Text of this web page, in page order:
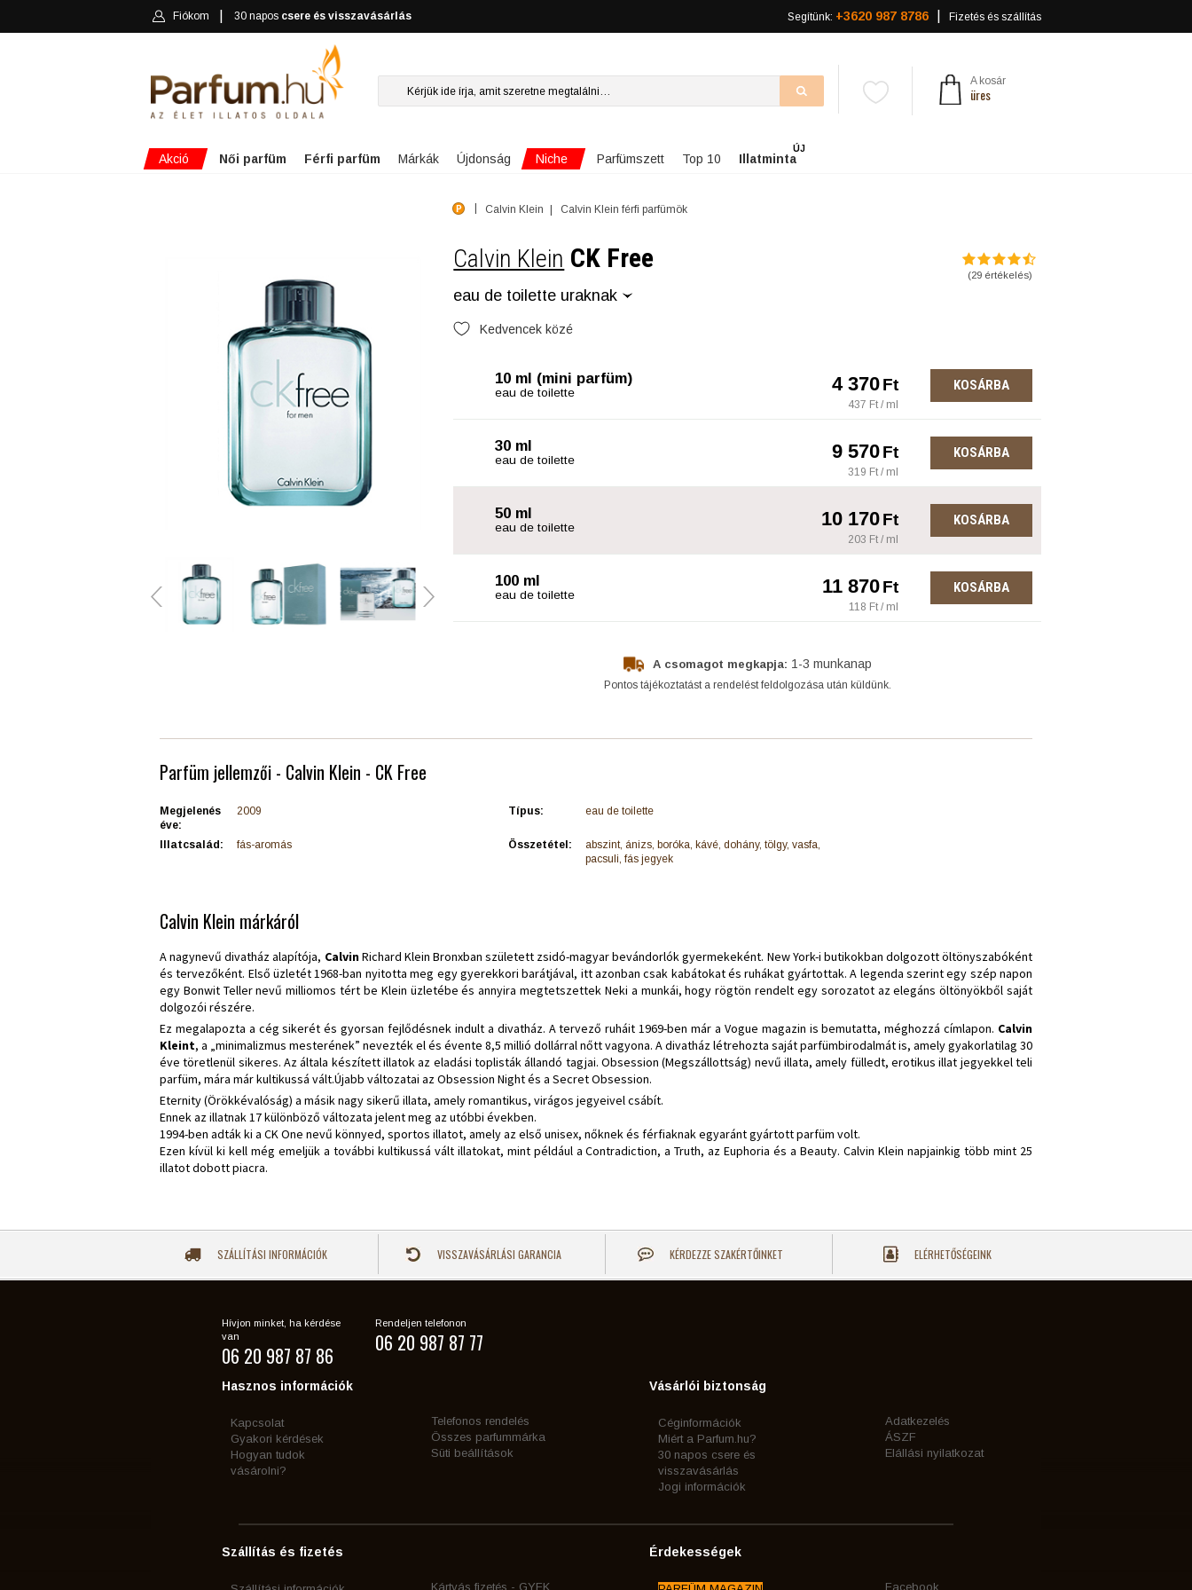
Fiókom 30 napos csere és visszavásárlás Segítünk: +3620 987 8786 Fizetés és szállítás
A kosár
üres
Akció Női parfüm Férfi parfüm Márkák Újdonság Niche Parfümszett Top 10 Illatminta
ÚJ
Calvin Klein Calvin Klein férfi parfümök
Calvin Klein CK Free
eau de toilette uraknak
Kedvencek közé
(29értékelés)
10 ml (mini parfüm)
eau de toilette 4 370Ft
437 Ft / ml
KOSÁRBA
30 ml
eau de toilette 9 570Ft
319 Ft / ml
KOSÁRBA
50 ml
eau de toilette 10 170Ft
203 Ft / ml
KOSÁRBA
100 ml
eau de toilette 11 870Ft
118 Ft / ml
KOSÁRBA
A csomagot megkapja: 1-3 munkanap
Pontos tájékoztatást a rendelést feldolgozása után küldünk.
Parfüm jellemzői - Calvin Klein - CK Free
Megjelenés
éve:
2009 Típus: eau de toilette
Illatcsalád: fás-aromás Összetétel:
abszint, ánizs, boróka, kávé, dohány, tölgy, vasfa,
pacsuli, fás jegyek
Calvin Klein márkáról
A nagynevű divatház alapítója, CalvinRichard Klein Bronxban született zsidó-magyar bevándorlók gyermekeként. New York-i butikokban dolgozott öltönyszabóként
és tervezőként. Első üzletét 1968-ban nyitotta meg egy gyerekkori barátjával, itt azonban csak kabátokat és ruhákat gyártottak. A legenda szerint egy szép napon
egy Bonwit Teller nevű milliomos tért be Klein üzletébe és annyira megtetszettek Neki a munkái, hogy rögtön rendelt egy sorozatot az elegáns öltönyökből saját
dolgozói részére.
Ez megalapozta a cég sikerét és gyorsan fejlődésnek indult a divatház. A tervező ruháit 1969-ben már a Vogue magazin is bemutatta, méghozzá címlapon. Calvin
Kleint, a „minimalizmus mesterének” nevezték el és évente 8,5 millió dollárral nőtt vagyona. A divatház létrehozta saját parfümbirodalmát is, amely gyakorlatilag 30
éve töretlenül sikeres. Az általa készített illatok az eladási toplisták állandó tagjai. Obsession (Megszállottság) nevű illata, amely fülledt, erotikus illat jegyekkel teli
parfüm, mára már kultikussá vált.Újabb változatai az Obsession Night és a Secret Obsession.
Eternity (Örökkévalóság) a másik nagy sikerű illata, amely romantikus, virágos jegyeivel csábít.
Ennek az illatnak 17 különböző változata jelent meg az utóbbi években.
1994-ben adták ki a CK One nevű könnyed, sportos illatot, amely az első unisex, nőknek és férfiaknak egyaránt gyártott parfüm volt.
Ezen kívül ki kell még emeljük a további kultikussá vált illatokat, mint például a Contradiction, a Truth, az Euphoria és a Beauty. Calvin Klein napjainkig több mint 25
illatot dobott piacra.
SZÁLLÍTÁSI INFORMÁCIÓK VISSZAVÁSÁRLÁSI GARANCIA KÉRDEZZE SZAKÉRTŐINKET ELÉRHETŐSÉGEINK
Hívjon minket, ha kérdése
van
06 20 987 87 86
Rendeljen telefonon
06 20 987 87 77
Hasznos információk
Kapcsolat
Gyakori kérdések
Hogyan tudok
vásárolni?
Telefonos rendelés
Összes parfummárka
Süti beállítások
Vásárlói biztonság
Céginformációk
Miért a Parfum.hu?
30 napos csere és
visszavásárlás
Jogi információk
Adatkezelés
ÁSZF
Elállási nyilatkozat
Szállítás és fizetés
Kártyás fizetés - GYFK
Érdekességek
Facebook